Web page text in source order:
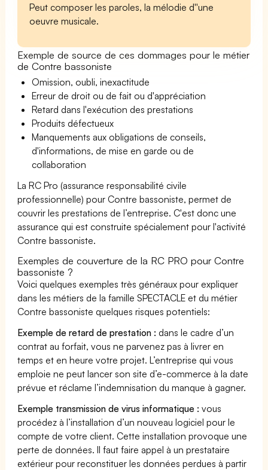
Peut composer les paroles, la mélodie d''une
oeuvre musicale.
Exemple de source de ces dommages pour le métier
de Contre bassoniste
Omission, oubli, inexactitude
Erreur de droit ou de fait ou d'appréciation
Retard dans l'exécution des prestations
Produits défectueux
Manquements aux obligations de conseils,
d'informations, de mise en garde ou de
collaboration
La RC Pro (assurance responsabilité civile
professionnelle) pour Contre bassoniste, permet de
couvrir les prestations de l’entreprise. C'est donc une
assurance qui est construite spécialement pour l'activité
Contre bassoniste.
Exemples de couverture de la RC PRO pour Contre
bassoniste ?
Voici quelques exemples très généraux pour expliquer
dans les métiers de la famille SPECTACLE et du métier
Contre bassoniste quelques risques potentiels:
Exemple de retard de prestation : dans le cadre d’un
contrat au forfait, vous ne parvenez pas à livrer en
temps et en heure votre projet. L’entreprise qui vous
emploie ne peut lancer son site d’e-commerce à la date
prévue et réclame l’indemnisation du manque à gagner.
Exemple transmission de virus informatique : vous
procédez à l’installation d’un nouveau logiciel pour le
compte de votre client. Cette installation provoque une
perte de données. Il faut faire appel à un prestataire
extérieur pour reconstituer les données perdues à partir